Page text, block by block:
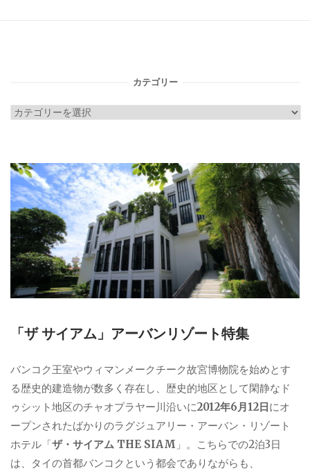
カテゴリー
カ
リ
ー
「ザ サイアム」アーバンリゾート特集
バンコク王室やウィマンメークチーク故宮博物院を始めとす
る歴史的建造物が数多く存在し、歴史的地区として閑静なド
ゥシット地区のチャオプラヤー川沿いに2012年6月12日にオ
ープンされたばかりのラグジュアリー・アーバン・リゾート
ホテル「ザ・サイアム THE SIAM 」。こちらでの2泊3日
は、タイの首都バンコクという都会でありながらも、